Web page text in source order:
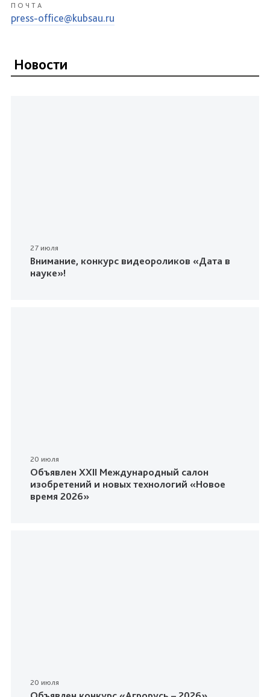
ПОЧТА
press-office@kubsau.ru
Новости
27 июля
Внимание, конкурс видеороликов «Дата в
науке»!
20 июля
Объявлен XXII Международный салон
изобретений и новых технологий «Новое
время 2026»
20 июля